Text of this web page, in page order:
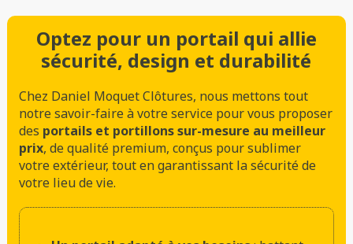
Optez pour un portail qui allie
sécurité, design et durabilité
Chez Daniel Moquet Clôtures, nous mettons tout
notre savoir-faire à votre service pour vous proposer
des portails et portillons sur-mesure au meilleur
prix, de qualité premium, conçus pour sublimer
votre extérieur, tout en garantissant la sécurité de
votre lieu de vie.